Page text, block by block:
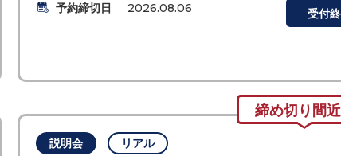
予約締切日
2026.08.06 受付
締め切り間近
説明会 リアル